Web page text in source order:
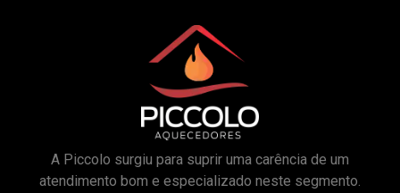
A Piccolo surgiu para suprir uma carência de um
atendimento bom e especializado neste segmento.